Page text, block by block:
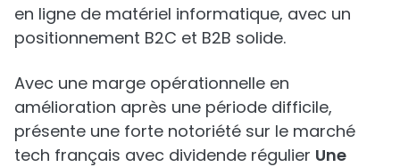
en ligne de matériel informatique, avec un
positionnement B2C et B2B solide.
Avec une marge opérationnelle en
amélioration après une période difficile,
présente une forte notoriété sur le marché
tech français avec dividende régulier Une